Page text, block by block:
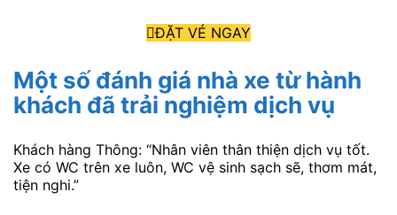
ĐẶT VÉ NGAY
Một số đánh giá nhà xe từ hành
khách đã trải nghiệm dịch vụ
Khách hàng Thông: “Nhân viên thân thiện dịch vụ tốt.
Xe có WC trên xe luôn, WC vệ sinh sạch sẽ, thơm mát,
tiện nghi.”